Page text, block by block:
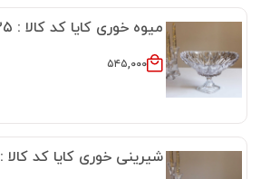
میوه خوری کایا کد کالا : ۲۵۵۲۵
۵۴۵,۰۰۰
شیرینی خوری کایا کد کالا : ۲۵۵۲۶